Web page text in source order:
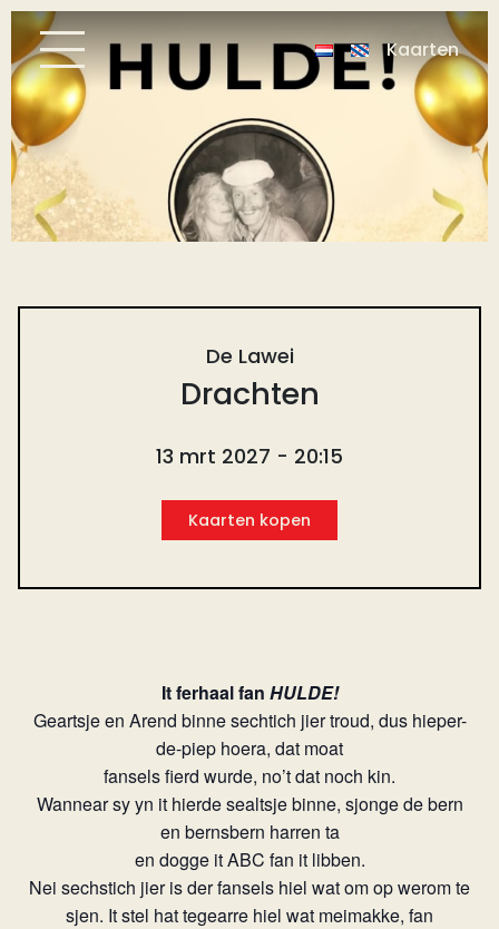
Kaarten
De Lawei
Drachten
13 mrt 2027 - 20:15
Kaarten kopen
It ferhaal fan HULDE!
Geartsje en Arend binne sechtich jier troud, dus hieper-
de-piep hoera, dat moat
fansels fierd wurde, no’t dat noch kin.
Wannear sy yn it hierde sealtsje binne, sjonge de bern
en bernsbern harren ta
en dogge it ABC fan it libben.
Nei sechstich jier is der fansels hiel wat om op werom te
sjen. It stel hat tegearre hiel wat meimakke, fan